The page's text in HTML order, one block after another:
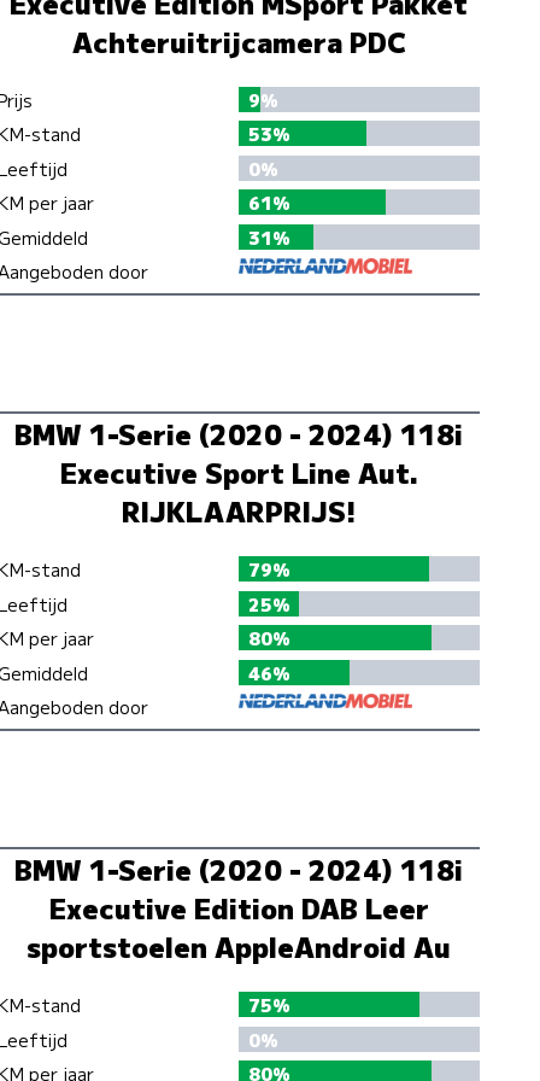
Achteruitrijcamera PDC
9%
stand
53%
0%
per jaar
61%
31%
door
BMW 1-Serie (2020 - 2024) 118i
Executive Sport Line Aut.
RIJKLAARPRIJS!
stand
79%
25%
per jaar
80%
46%
door
BMW 1-Serie (2020 - 2024) 118i
Executive Edition DAB Leer
sportstoelen AppleAndroid Au
stand
75%
0%
per jaar
80%